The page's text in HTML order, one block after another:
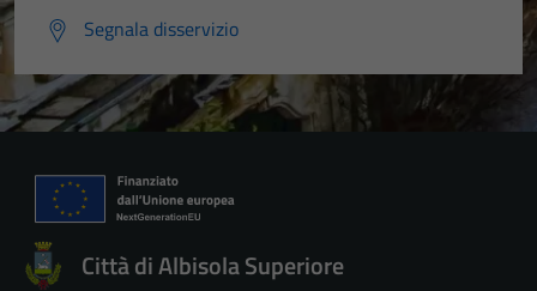
Segnala disservizio
Città di Albisola Superiore